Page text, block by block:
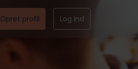
Opret profil Log ind